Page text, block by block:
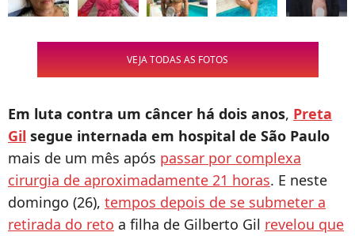
VEJA TODAS AS FOTOS
Em luta contra um câncer há dois anos, Preta
Gil segue internada em hospital de São Paulo
mais de um mês após passar por complexa
cirurgia de aproximadamente 21 horas. E neste
domingo (26), tempos depois de se submeter a
retirada do reto a filha de Gilberto Gil revelou que